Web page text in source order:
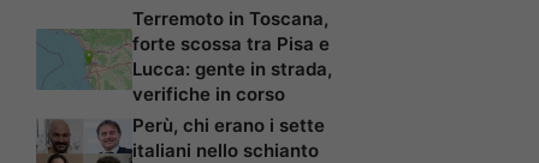
Terremoto in Toscana,
forte scossa tra Pisa e
Lucca: gente in strada,
verifiche in corso
Perù, chi erano i sette
italiani nello schianto